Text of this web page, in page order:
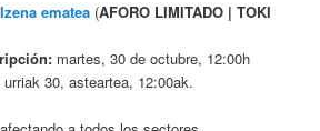
Izena ematea (AFORO LIMITADO |TOKI
martes, 30 de octubre, 12:00h
urriak 30, asteartea, 12:00ak.